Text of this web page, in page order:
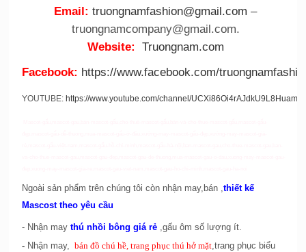
Email: truongnamfashion@gmail.com –
truongnamcompany@gmail.com.
Website:
Truongnam.com
Facebook: https://www.facebook.com/
YOUTUBE: https://www.youtube.com/channel/
Ngoài sản phẩm trên chúng tôi còn nhận may,bán ,thiết kế
Mascost theo yêu cầu
- Nhận may thú nhồi bông giá rẻ,gấu ôm số lượng ít.
- Nhận may, bán đồ chú hề, trang phục thú hở mặt,trang phục biểu